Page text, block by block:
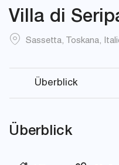
Villa di
Sassetta, Toskana,
Überblick
Überblick